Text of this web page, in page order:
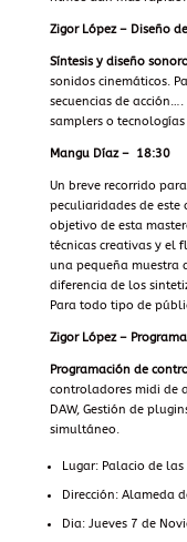
Zigor López – Diseño
Síntesis y diseño
sonidos cinemáticos.
secuencias de
samplers o
Mangu Díaz – 18:30
Un breve recorrido
peculiaridades de
objetivo de esta
técnicas creativas y el
una pequeña muestra
diferencia de los
Para todo tipo de
Zigor López –
Programación de
controladores midi de
DAW, Gestión de
simultáneo.
Lugar: Palacio de
Dirección: Alameda
Dia: Jueves 7 de